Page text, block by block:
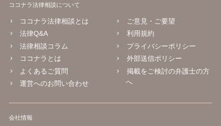
ココナラ法律相談について
ココナラ法律相談とは
法律Q&A
法律相談コラム
ココナラとは
よくあるご質問
運営へのお問い合わせ
ご意見・ご要望
利用規約
プライバシーポリシー
外部送信ポリシー
掲載をご検討の弁護士の方
へ
会社情報